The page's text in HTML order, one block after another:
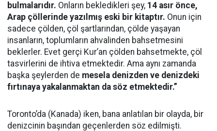
bulmalarıdır. Onların bekledikleri şey, 14 asır önce,
Arap çöllerinde yazılmış eski bir kitaptır. Onun için
sadece çölden, çöl şartlarından, çölde yaşayan
insanların, toplumların ahvalinden bahsetmesini
beklerler. Evet gerçi Kur’an çölden bahsetmekte, çöl
tasvirlerini de ihtiva etmektedir. Ama aynı zamanda
başka şeylerden de mesela denizden ve denizdeki
fırtınaya yakalanmaktan da söz etmektedir.”
Toronto’da (Kanada) iken, bana anlatılan bir olayda, bir
denizcinin başından geçenlerden söz edilmişti.